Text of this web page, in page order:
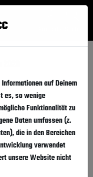
auf Deinem
es, so wenige
Funktionalität zu
Daten umfassen (z.
die in den Bereichen
verwendet
unsere Website nicht